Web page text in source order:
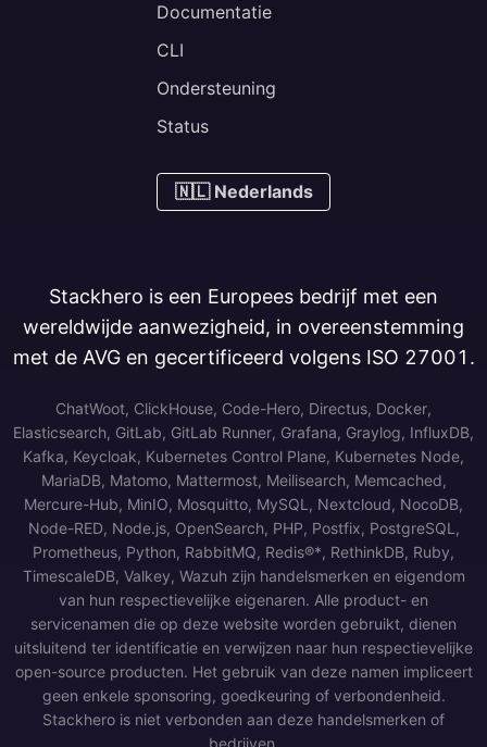
Documentatie
CLI
Ondersteuning
Status
🇳🇱 Nederlands
Stackhero is een Europees bedrijf met een
wereldwijde aanwezigheid, in overeenstemming
met de AVG en gecertificeerd volgens ISO 27001.
ChatWoot, ClickHouse, Code-Hero, Directus, Docker,
Elasticsearch, GitLab, GitLab Runner, Grafana, Graylog, InfluxDB,
Kafka, Keycloak, Kubernetes Control Plane, Kubernetes Node,
MariaDB, Matomo, Mattermost, Meilisearch, Memcached,
Mercure-Hub, MinIO, Mosquitto, MySQL, Nextcloud, NocoDB,
Node-RED, Node.js, OpenSearch, PHP, Postfix, PostgreSQL,
Prometheus, Python, RabbitMQ, Redis®*, RethinkDB, Ruby,
TimescaleDB, Valkey, Wazuh zijn handelsmerken en eigendom
van hun respectievelijke eigenaren. Alle product- en
servicenamen die op deze website worden gebruikt, dienen
uitsluitend ter identificatie en verwijzen naar hun respectievelijke
open-source producten. Het gebruik van deze namen impliceert
geen enkele sponsoring, goedkeuring of verbondenheid.
Stackhero is niet verbonden aan deze handelsmerken of
bedrijven.